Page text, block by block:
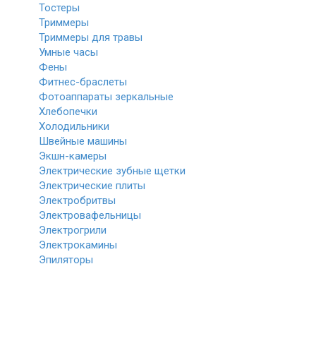
Тостеры
Триммеры
Триммеры для травы
Умные часы
Фены
Фитнес-браслеты
Фотоаппараты зеркальные
Хлебопечки
Холодильники
Швейные машины
Экшн-камеры
Электрические зубные щетки
Электрические плиты
Электробритвы
Электровафельницы
Электрогрили
Электрокамины
Эпиляторы